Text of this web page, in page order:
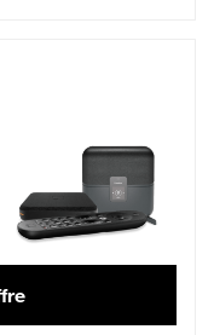
par mois, Engagement 12 mois